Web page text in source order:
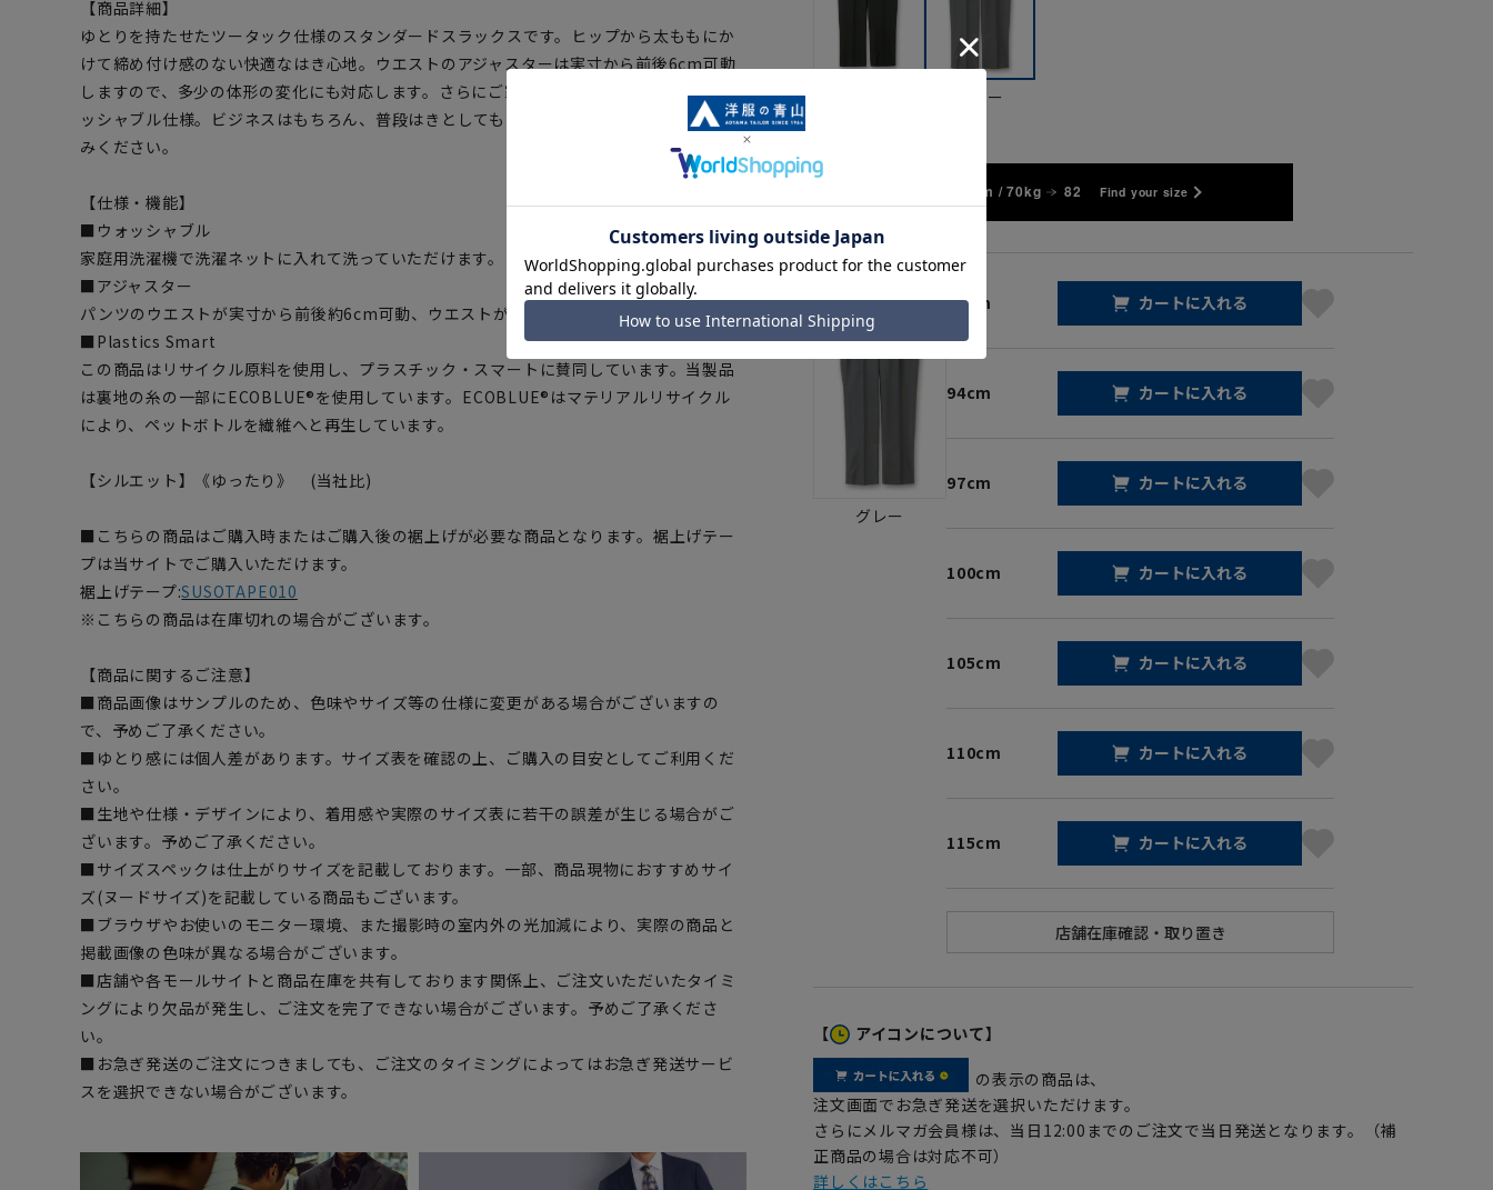
【商品詳細】
ゆとりを持たせたツータック仕様のスタンダードスラックスです。ヒップから太ももにか
けて締め付け感のない快適なはき心地。ウエストのアジャスターは実寸から前後6cm可動
しますので、多少の体形の変化にも対応します。さらにご家庭の洗濯機で洗濯できるウォ
ッシャブル仕様。ビジネスはもちろん、普段はきとしても幅広くコーディネートをお楽し
みください。
【仕様・機能】
■ウォッシャブル
家庭用洗濯機で洗濯ネットに入れて洗っていただけます。
■アジャスター
パンツのウエストが実寸から前後約6cm可動、ウエストが楽に広がり窮屈感を解消。
■Plastics Smart
この商品はリサイクル原料を使用し、プラスチック・スマートに賛同しています。当製品
は裏地の糸の一部にECOBLUE®を使用しています。ECOBLUE®はマテリアルリサイクル
により、ペットボトルを繊維へと再生しています。
【シルエット】《ゆったり》 (当社比)
■こちらの商品はご購入時またはご購入後の裾上げが必要な商品となります。裾上げテー
プは当サイトでご購入いただけます。
裾上げテープ:SUSOTAPE010
※こちらの商品は在庫切れの場合がございます。
【商品に関するご注意】
■商品画像はサンプルのため、色味やサイズ等の仕様に変更がある場合がございますの
で、予めご了承ください。
■ゆとり感には個人差があります。サイズ表を確認の上、ご購入の目安としてご利用くだ
さい。
■生地や仕様・デザインにより、着用感や実際のサイズ表に若干の誤差が生じる場合がご
ざいます。予めご了承ください。
■サイズスペックは仕上がりサイズを記載しております。一部、商品現物におすすめサイ
ズ(ヌードサイズ)を記載している商品もございます。
■ブラウザやお使いのモニター環境、また撮影時の室内外の光加減により、実際の商品と
掲載画像の色味が異なる場合がございます。
■店舗や各モールサイトと商品在庫を共有しております関係上、ご注文いただいたタイミ
ングにより欠品が発生し、ご注文を完了できない場合がございます。予めご了承くださ
い。
■お急ぎ発送のご注文につきましても、ご注文のタイミングによってはお急ぎ発送サービ
スを選択できない場合がございます。
グレー
173cm / 70kg 82 Find your size
グレー
91cm カートに入れる
94cm カートに入れる
97cm カートに入れる
100cm カートに入れる
105cm カートに入れる
110cm カートに入れる
115cm カートに入れる
【 アイコンについて】
の表示の商品は、
注文画面でお急ぎ発送を選択いただけます。
さらにメルマガ会員様は、当日12:00までのご注文で当日発送となります。（補
正商品の場合は対応不可）
詳しくはこちら